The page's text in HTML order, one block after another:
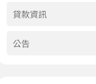
貸款資訊
公告